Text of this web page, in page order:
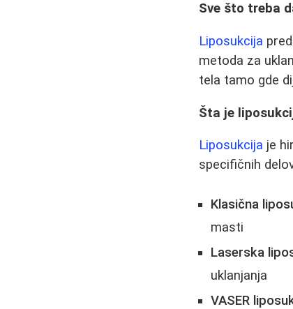
Sve što treba
Liposukcija
metoda za
tela tamo gde
Šta je
Liposukcija je
specifičnih
Klasična
masti
Laserska
uklanjanja
VASER